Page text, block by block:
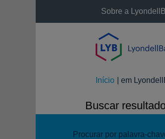
Sobre a
Início em
Buscar
Procurar por palavra-